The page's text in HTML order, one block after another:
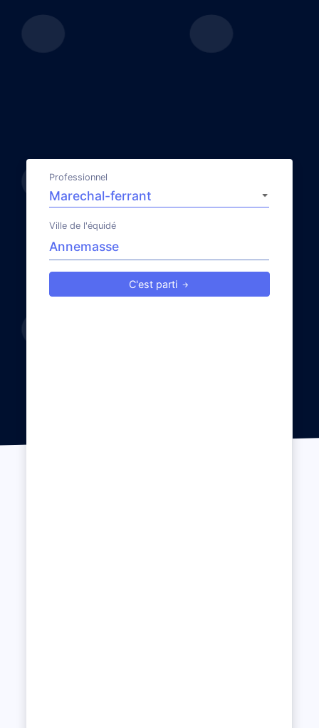
Professionnel
Ville de l'équidé
C'est parti